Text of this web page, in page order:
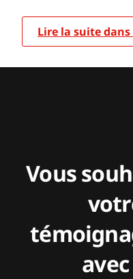
Lire la suite dans
Vous